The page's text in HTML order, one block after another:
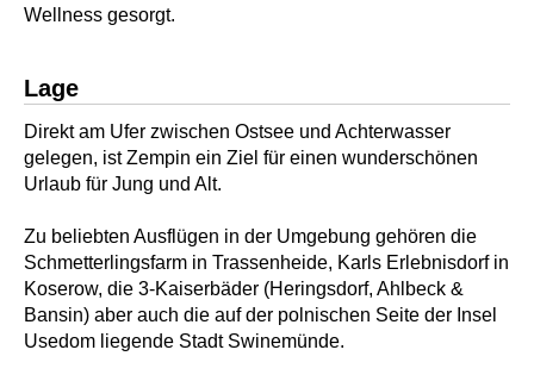
Wellness gesorgt.
Lage
Direkt am Ufer zwischen Ostsee und Achterwasser
gelegen, ist Zempin ein Ziel für einen wunderschönen
Urlaub für Jung und Alt.
Zu beliebten Ausflügen in der Umgebung gehören die
Schmetterlingsfarm in Trassenheide, Karls Erlebnisdorf in
Koserow, die 3-Kaiserbäder (Heringsdorf, Ahlbeck &
Bansin) aber auch die auf der polnischen Seite der Insel
Usedom liegende Stadt Swinemünde.